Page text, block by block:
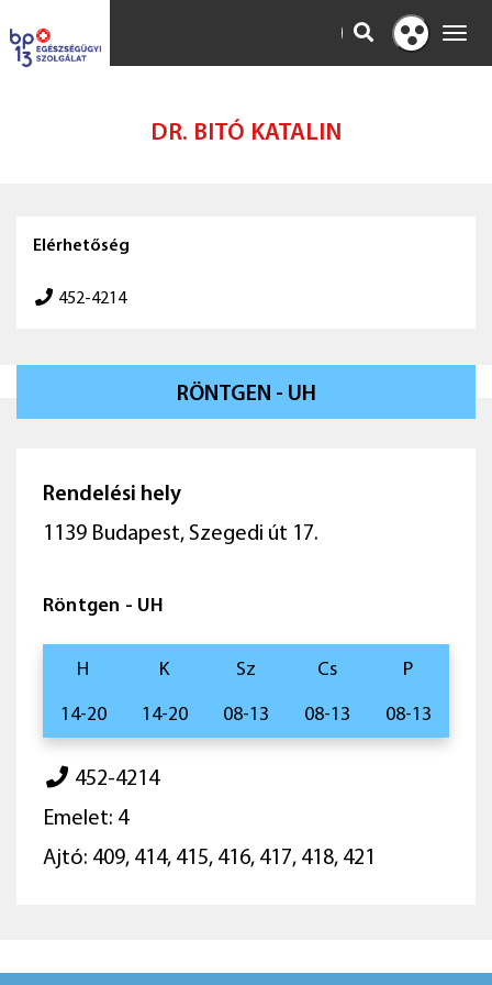
KERESÉS
Kontraszt
nézet
DR. BITÓ KATALIN
Elérhetőség
452-4214
RÖNTGEN - UH
Rendelési hely
1139 Budapest, Szegedi út 17.
Röntgen - UH
H K Sz Cs P
14-20 14-20 08-13 08-13 08-13
452-4214
Emelet: 4
Ajtó: 409, 414, 415, 416, 417, 418, 421